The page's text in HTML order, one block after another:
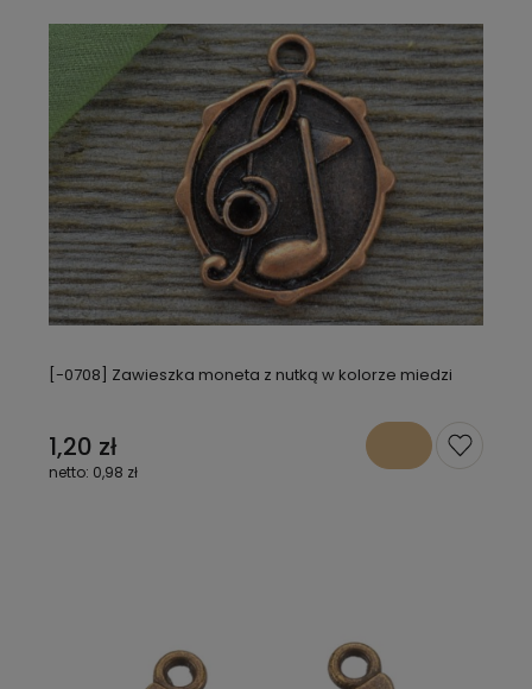
[-0708] Zawieszka moneta z nutką w kolorze miedzi
1,20 zł
0,98 zł